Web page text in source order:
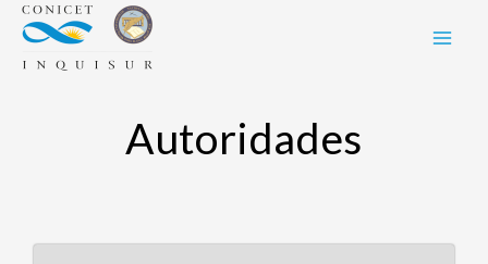
Skip
content
Autoridades